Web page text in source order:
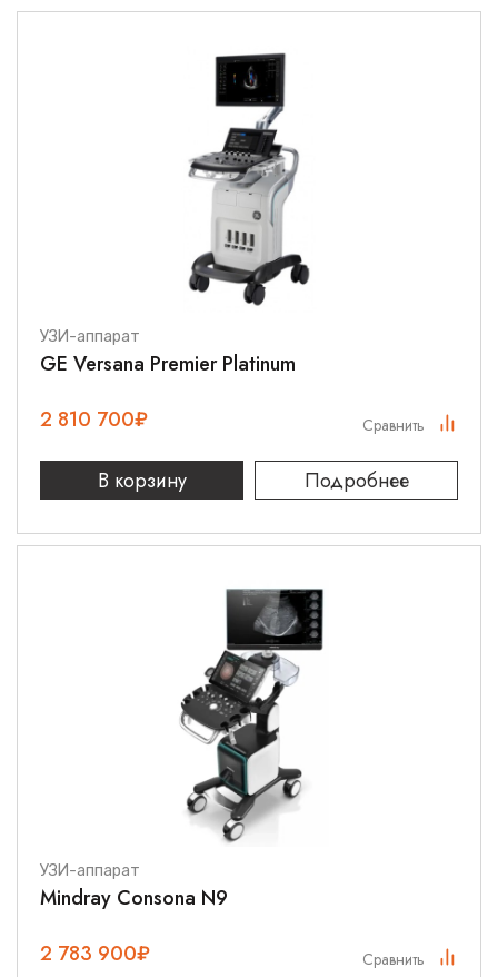
УЗИ-аппарат
GE Versana Premier Platinum
2 810 700₽
В корзину Подробнее
Сравнить
УЗИ-аппарат
Mindray Consona N9
2 783 900₽ Сравнить